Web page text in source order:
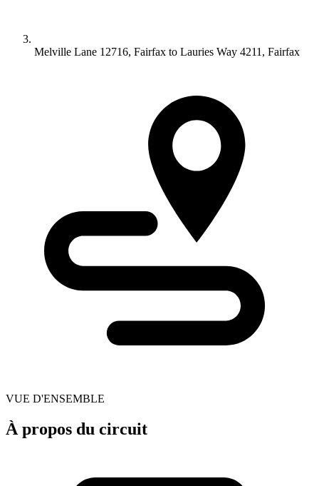
Melville Lane 12716, Fairfax to Lauries Way 4211, Fairfax
VUE D'ENSEMBLE
À propos du circuit